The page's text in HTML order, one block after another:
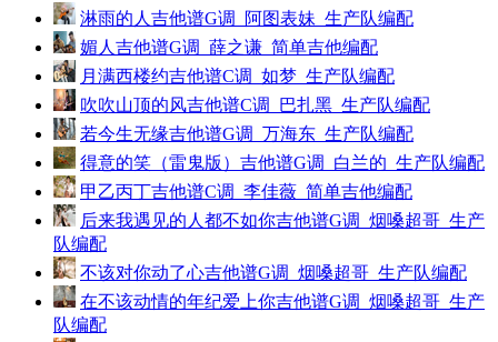
淋雨的人吉他谱G调_阿图表妹_生产队编配
媚人吉他谱G调_薛之谦_简单吉他编配
月满西楼约吉他谱C调_如梦_生产队编配
吹吹山顶的风吉他谱C调_巴扎黑_生产队编配
若今生无缘吉他谱G调_万海东_生产队编配
得意的笑（雷鬼版）吉他谱G调_白兰的_生产队编配
甲乙丙丁吉他谱C调_李佳薇_简单吉他编配
后来我遇见的人都不如你吉他谱G调_烟嗓超哥_生产
队编配
不该对你动了心吉他谱G调_烟嗓超哥_生产队编配
在不该动情的年纪爱上你吉他谱G调_烟嗓超哥_生产
队编配